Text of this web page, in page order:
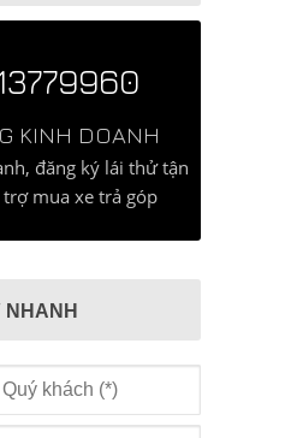
KINH DOANH
đăng ký lái thử tận
mua xe trả góp